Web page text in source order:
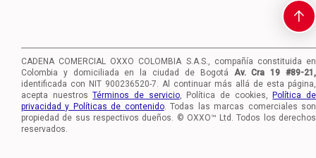
CADENA COMERCIAL OXXO COLOMBIA S.A.S., compañía constituida en
Colombia y domiciliada en la ciudad de Bogotá
Av. Cra 19 #89-21,
identificada con NIT 900236520-7. Al continuar más allá de esta página,
acepta nuestrosTérminos de servicio, Política de cookies,Política de
privacidad y Políticas de contenido. Todas las marcas comerciales son
propiedad de sus respectivos dueños. © OXXO™ Ltd. Todos los derechos
reservados.